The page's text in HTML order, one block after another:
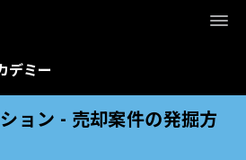
デミー
ョン - 売却案件の発掘方